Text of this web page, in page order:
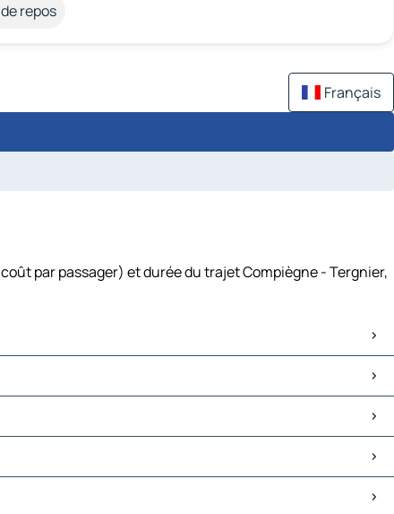
repos
Français
par passager) et durée du trajet Compiègne - Tergnier,